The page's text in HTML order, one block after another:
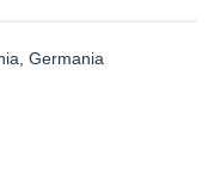
Germania